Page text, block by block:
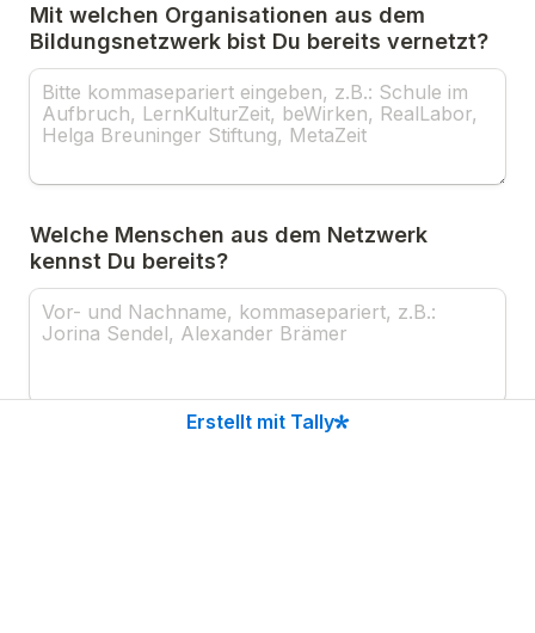
Mit welchen Organisationen aus dem
Bildungsnetzwerk bist Du bereits vernetzt?
Welche Menschen aus dem Netzwerk
kennst Du bereits?
Erstellt mit Tally